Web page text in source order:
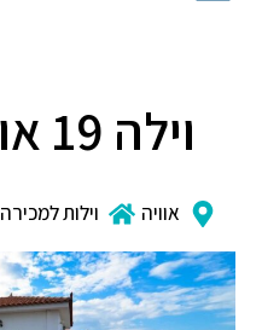
וילה 19 אוויה נוף לים
אוויה וילות למכירה